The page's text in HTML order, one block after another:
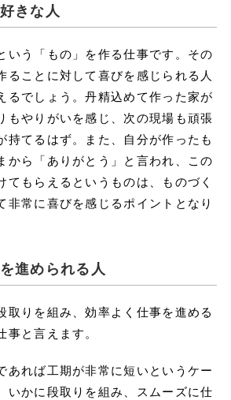
きな人
いう「もの」を作る仕事です。その
ることに対して喜びを感じられる人
るでしょう。丹精込めて作った家が
もやりがいを感じ、次の現場も頑張
持てるはず。また、自分が作ったも
から「ありがとう」と言われ、この
てもらえるというものは、ものづく
非常に喜びを感じるポイントとなり
進められる人
取りを組み、効率よく仕事を進める
事と言えます。
あれば工期が非常に短いというケー
いかに段取りを組み、スムーズに仕